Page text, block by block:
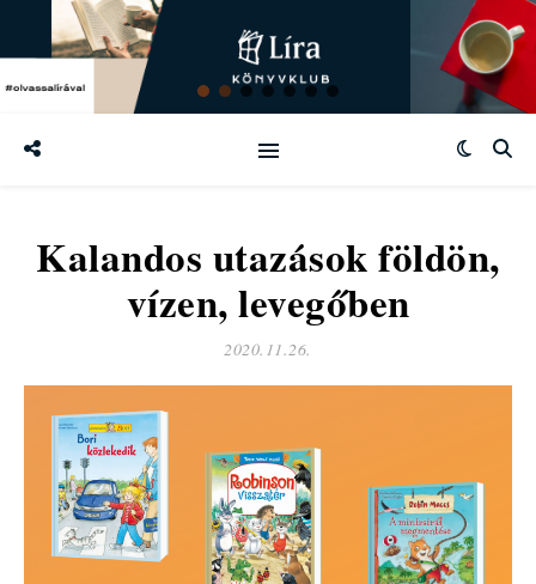
Kalandos utazások földön,
vízen, levegőben
2020.11.26.